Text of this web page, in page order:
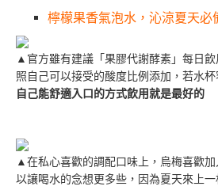
檸檬果香氣泡水，沁涼夏天必
▲官方雖有建議「果膠代謝酵素」每日
照自己可以接受的酸度比例添加，若水
自己能舒適入口的方式飲用就是最好的
▲在私心喜歡的調配口味上，烏梅喜歡
以讓喝水的念想更多些，因為夏天來上